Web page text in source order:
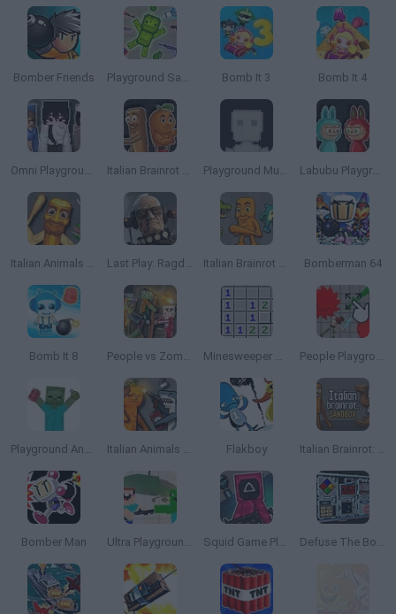
Bomber Friends Playground Sandbox New Mod Bomb It 3 Bomb It 4
Omni Playground Italian Brainrot Meme Sandbox Playground Multiverse Labubu Playground: Ragdoll Sandbox
Italian Animals Meme Playground Last Play: Ragdoll Sandbox Italian Brainrot Animals: Playground Bomberman 64
Bomb It 8 People vs Zombies: Sandbox Minesweeper Game People Playground 3D
Playground Annihilation Italian Animals Mod: Playground Flakboy Italian Brainrot: Playground
Bomber Man Ultra Playground: Military Mod Squid Game Playground Defuse The Bomb!